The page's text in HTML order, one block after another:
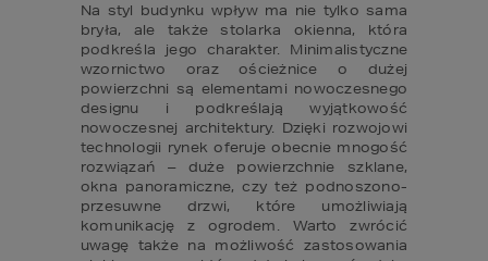
Na styl budynku wpływ ma nie tylko sama
bryła, ale także stolarka okienna, która
podkreśla jego charakter. Minimalistyczne
wzornictwo oraz ościeżnice o dużej
powierzchni są elementami nowoczesnego
designu i podkreślają wyjątkowość
nowoczesnej architektury. Dzięki rozwojowi
technologii rynek oferuje obecnie mnogość
rozwiązań – duże powierzchnie szklane,
okna panoramiczne, czy też podnoszono-
przesuwne drzwi, które umożliwiają
komunikację z ogrodem. Warto zwrócić
uwagę także na możliwość zastosowania